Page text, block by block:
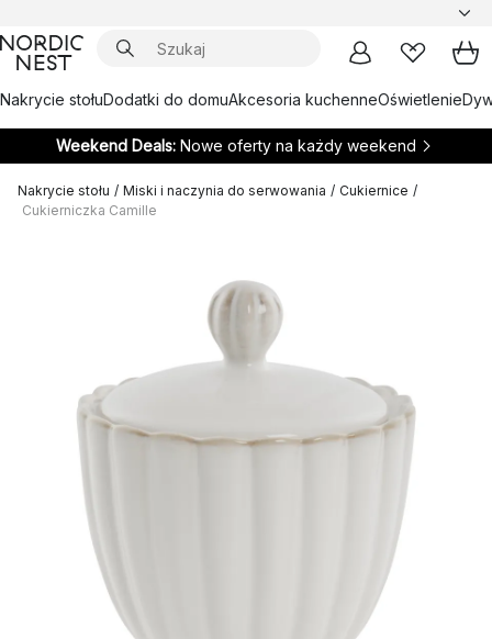
Nakrycie stołuDodatki do domuAkcesoria kuchenneOświetlenie
Weekend Deals: Nowe oferty na każdy weekend
Nakrycie stołu / Miski i naczynia do serwowania / Cukiernice /
Cukierniczka Camille